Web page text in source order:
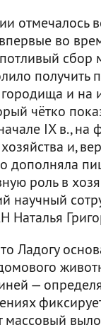
отмечалось
во
сбор
и на
чётко
IX в., на
и,
дополняла
роль в
научный
Ладогу
—
массовый